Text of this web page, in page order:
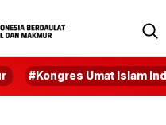
#Kongres Umat Islam